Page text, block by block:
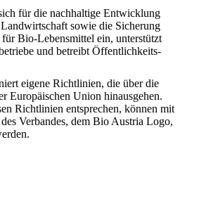
für die nachhaltige Entwicklung
sowie die Sicherung
Bio-Lebensmittel ein, unterstützt
und betreibt Öffentlichkeits-
eigene Richtlinien, die über die
Europäischen Union hinausgehen.
Richtlinien entsprechen, können mit
Verbandes, dem Bio Austria Logo,